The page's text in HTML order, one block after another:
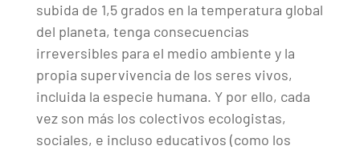
subida de 1,5 grados en la temperatura global
del planeta, tenga consecuencias
irreversibles para el medio ambiente y la
propia supervivencia de los seres vivos,
incluida la especie humana. Y por ello, cada
vez son más los colectivos ecologistas,
sociales, e incluso educativos (como los